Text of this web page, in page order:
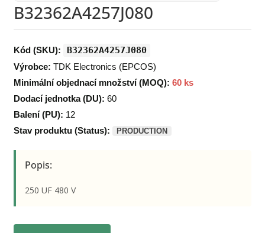
B32362A4257J080
Kód (SKU): B32362A4257J080
Výrobce: TDK Electronics (EPCOS)
Minimální objednací množství (MOQ): 60 ks
Dodací jednotka (DU): 60
Balení (PU): 12
Stav produktu (Status):
PRODUCTION
Popis:
250 UF 480 V